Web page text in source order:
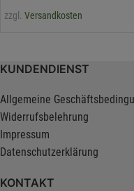
zzgl. Versandkosten
KUNDENDIENST
Allgemeine
Widerrufsbelehrung
Impressum
Datenschutzerklärung
KONTAKT